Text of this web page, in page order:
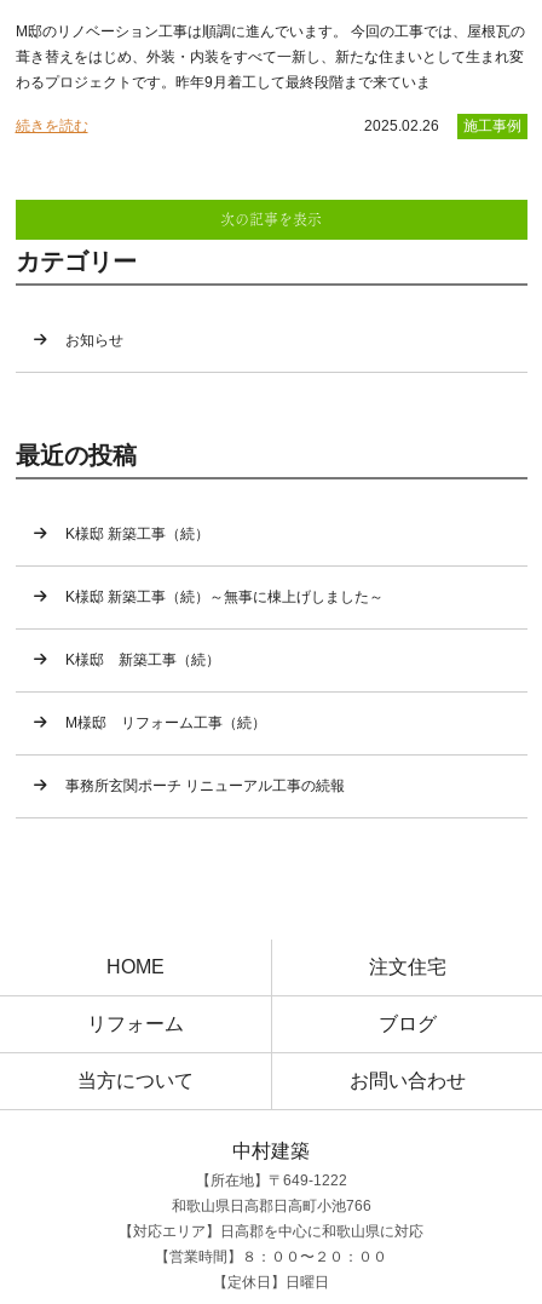
M邸のリノベーション工事は順調に進んでいます。 今回の工事では、屋根瓦の
葺き替えをはじめ、外装・内装をすべて一新し、新たな住まいとして生まれ変
わるプロジェクトです。昨年9月着工して最終段階まで来ていま
続きを読む 2025.02.26 施工事例
次の記事を表示
カテゴリー
お知らせ
最近の投稿
K様邸 新築工事（続）
K様邸 新築工事（続）～無事に棟上げしました～
K様邸 新築工事（続）
M様邸 リフォーム工事（続）
事務所玄関ポーチ リニューアル工事の続報
HOME 注文住宅
リフォーム ブログ
当方について お問い合わせ
中村建築
【所在地】〒649-1222
和歌山県日高郡日高町小池766
【対応エリア】日高郡を中心に和歌山県に対応
【営業時間】８：００〜２０：００
【定休日】日曜日